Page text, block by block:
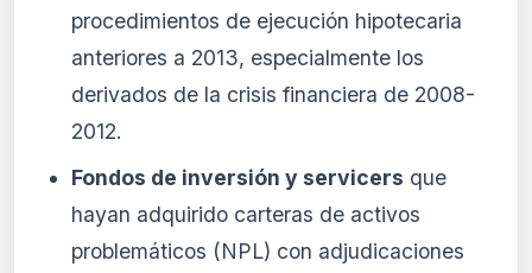
procedimientos de ejecución hipotecaria
anteriores a 2013, especialmente los
derivados de la crisis financiera de 2008-
2012.
Fondos de inversión y servicers que
hayan adquirido carteras de activos
problemáticos (NPL) con adjudicaciones